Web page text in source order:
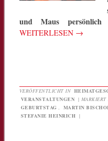
und Maus
WEITERLESEN →
VERÖFFENTLICHT IN
VERANSTALTUNGEN | MARKIERT
GEBURTSTAG
MARTIN
STEFANIE HEINRICH |